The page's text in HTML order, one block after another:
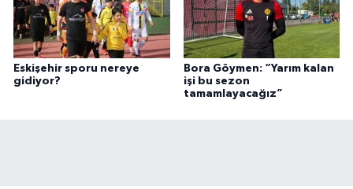
Eskişehir sporu nereye
gidiyor?
Bora Göymen: “Yarım kalan
işi bu sezon
tamamlayacağız”